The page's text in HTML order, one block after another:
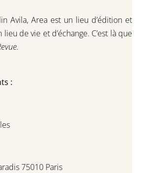
Avila, Area est un lieu d’édition et
lieu de vie et d’échange. C’est là que
:
75010 Paris